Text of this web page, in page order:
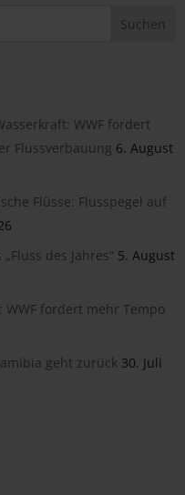
WWF fordert
Flussverbauung 6. August
Flüsse: Flusspegel auf
des Jahres“ 5. August
fordert mehr Tempo
geht zurück 30. Juli